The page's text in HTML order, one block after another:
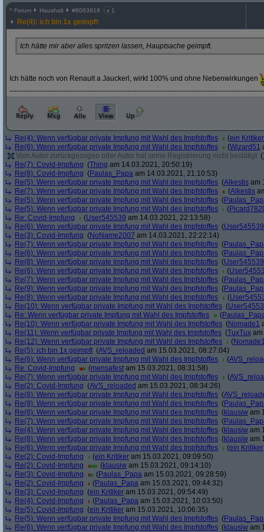
^ Forum Haushalt #8063918 x 1
Re(4): ich bin 1x geimpft
Ich hätte mir aber alles spritzen lassen, Hauptsache geimpft.
Ich hätte noch von Renault a Jauckerl, wirkt 100% und ohne Nebenwirkungen
Re(4): Wenn verfügbar private Impfung mit Wahl des Impfstoffes (ein Kritiker
Re(6): Wenn verfügbar private Impfung mit Wahl des Impfstoffes
(Wizard51
Vom Autor zurückgezogen oder Autor hat seine Registrierung nicht bestätigt (
Re(7): Covid-Impfung (Thing am 14.03.2021, 20:50:19)
Re(8): Covid-Impfung (Paulas_Papa am 14.03.2021, 21:10:53)
Re(5): Wenn verfügbar private Impfung mit Wahl des Impfstoffes (Alkestis am
Re(7): Wenn verfügbar private Impfung mit Wahl des Impfstoffes
(Alkestis
Re(5): Wenn verfügbar private Impfung mit Wahl des Impfstoffes (
Re(5): Wenn verfügbar private Impfung mit Wahl des Impfstoffes
(
Re: Covid-Impfung
(User545539 am 14.03.2021, 22:13:58)
Re(6): Wenn verfügbar private Impfung mit Wahl des Impfstoffes (User545539
Re(3): Covid-Impfung (NoName2007 am 14.03.2021, 22:22:14)
Re(7): Wenn verfügbar private Impfung mit Wahl des Impfstoffes (
Re(6): Wenn verfügbar private Impfung mit Wahl des Impfstoffes (
Re(8): Wenn verfügbar private Impfung mit Wahl des Impfstoffes (User545539
Re(6): Wenn verfügbar private Impfung mit Wahl des Impfstoffes
(
Re(7): Wenn verfügbar private Impfung mit Wahl des Impfstoffes (
Re(9): Wenn verfügbar private Impfung mit Wahl des Impfstoffes (
Re(8): Wenn verfügbar private Impfung mit Wahl des Impfstoffes
(
Re(10): Wenn verfügbar private Impfung mit Wahl des Impfstoffes (
Re: Wenn verfügbar private Impfung mit Wahl des Impfstoffes
(
Re(10): Wenn verfügbar private Impfung mit Wahl des Impfstoffes (Nomade1
Re(11): Wenn verfügbar private Impfung mit Wahl des Impfstoffes (TuxTux
Re(12): Wenn verfügbar private Impfung mit Wahl des Impfstoffes
(
Re(5): ich bin 1x geimpft (AVS_reloaded am 15.03.2021, 08:27:04)
Re(6): Wenn verfügbar private Impfung mit Wahl des Impfstoffes
(
Re: Covid-Impfung
(mensafest am 15.03.2021, 08:31:58)
Re(7): Wenn verfügbar private Impfung mit Wahl des Impfstoffes
(
Re(2): Covid-Impfung (AVS_reloaded am 15.03.2021, 08:34:26)
Re(8): Wenn verfügbar private Impfung mit Wahl des Impfstoffes (
Re(9): Wenn verfügbar private Impfung mit Wahl des Impfstoffes (
Re(6): Wenn verfügbar private Impfung mit Wahl des Impfstoffes (klausiw am
Re(7): Wenn verfügbar private Impfung mit Wahl des Impfstoffes (
Re(4): Wenn verfügbar private Impfung mit Wahl des Impfstoffes (klausiw am
Re(8): Wenn verfügbar private Impfung mit Wahl des Impfstoffes (klausiw am
Re(6): Wenn verfügbar private Impfung mit Wahl des Impfstoffes
(ein Kritiker
Re(2): Covid-Impfung
(ein Kritiker am 15.03.2021, 09:09:50)
Re(2): Covid-Impfung
(klausiw am 15.03.2021, 09:14:10)
Re(3): Covid-Impfung
(Paulas_Papa am 15.03.2021, 09:28:59)
Re(2): Covid-Impfung
(Paulas_Papa am 15.03.2021, 09:44:32)
Re(3): Covid-Impfung (ein Kritiker am 15.03.2021, 09:54:49)
Re(4): Covid-Impfung
(Paulas_Papa am 15.03.2021, 10:03:50)
Re(5): Covid-Impfung (ein Kritiker am 15.03.2021, 10:06:35)
Re(5): Wenn verfügbar private Impfung mit Wahl des Impfstoffes (
Re(6): Wenn verfügbar private Impfung mit Wahl des Impfstoffes (klausiw am